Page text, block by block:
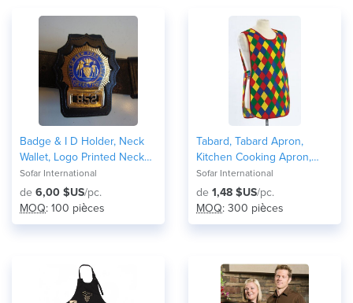
Badge & I D Holder, Neck
Wallet, Logo Printed Neck
Badge Holder
Sofar International
de 6,00 $US/pc.
MOQ: 100 pièces
Tabard, Tabard Apron,
Kitchen Cooking Apron,
Cafe Aprons
Sofar International
de 1,48 $US/pc.
MOQ: 300 pièces